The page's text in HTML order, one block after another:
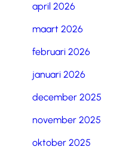
april 2026
maart 2026
februari 2026
januari 2026
december 2025
november 2025
oktober 2025